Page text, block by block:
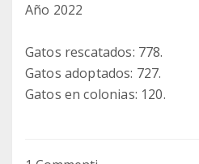
Año 2022
Gatos rescatados: 778.
Gatos adoptados: 727.
Gatos en colonias: 120.